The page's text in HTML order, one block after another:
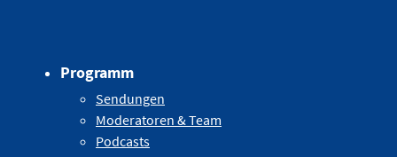
Programm
Sendungen
Moderatoren & Team
Podcasts